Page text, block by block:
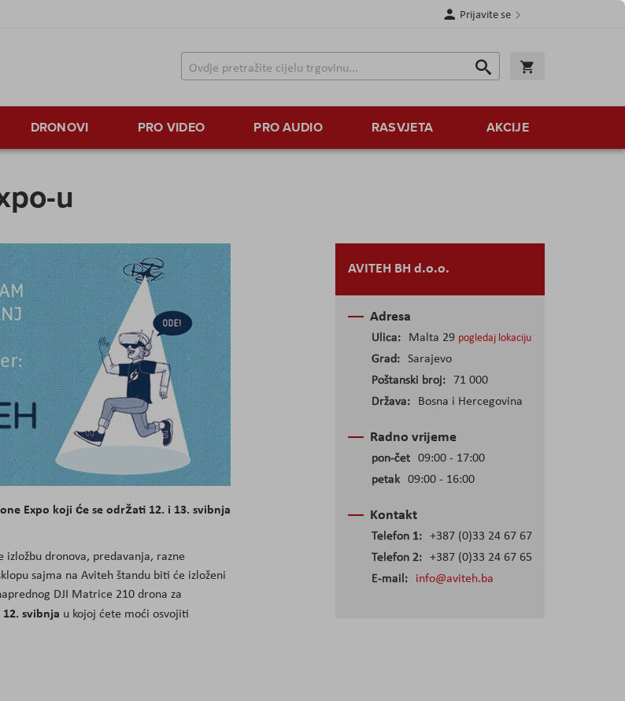
Prijavite se
Traži
Traži
DRONOVI PRO VIDEO PRO AUDIO RASVJETA AKCIJE
u
Expo koji će se održati 12. i 13. svibnja
dronova, predavanja, razne
sajma na Aviteh štandu biti će izloženi
DJI Matrice 210 drona za
svibnja u kojoj ćete moći osvojiti
AVITEH BH d.o.o.
Adresa
Ulica: Malta 29 pogledaj lokaciju
Grad: Sarajevo
Poštanski broj: 71 000
Država: Bosna i Hercegovina
Radno vrijeme
pon-čet 09:00 - 17:00
petak 09:00 - 16:00
Kontakt
Telefon 1: +387 (0)33 24 67 67
Telefon 2: +387 (0)33 24 67 65
E-mail: info@aviteh.ba